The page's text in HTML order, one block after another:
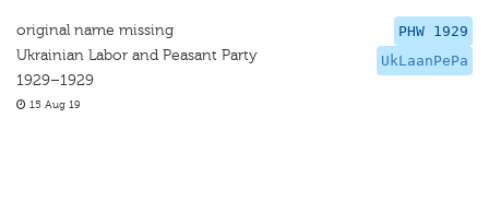
PHW 1929
UkLaanPePa
original name missing
Ukrainian Labor and Peasant Party
1929–1929
15 Aug 19